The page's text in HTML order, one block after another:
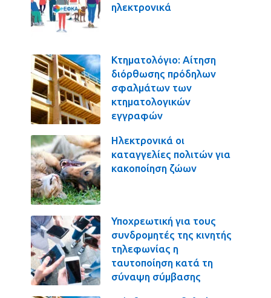
ηλεκτρονικά
Κτηματολόγιο: Αίτηση
διόρθωσης πρόδηλων
σφαλμάτων των
κτηματολογικών
εγγραφών
Ηλεκτρονικά οι
καταγγελίες πολιτών για
κακοποίηση ζώων
Υποχρεωτική για τους
συνδρομητές της κινητής
τηλεφωνίας η
ταυτοποίηση κατά τη
σύναψη σύμβασης